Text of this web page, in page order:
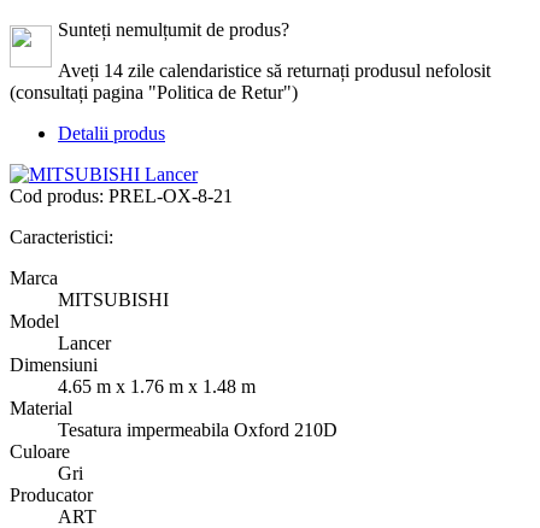
Sunteți nemulțumit de produs?
Aveți 14 zile calendaristice să returnați produsul nefolosit
(consultați pagina "Politica de Retur")
Detalii produs
Cod produs: PREL-OX-8-21
Caracteristici:
Marca
MITSUBISHI
Model
Lancer
Dimensiuni
4.65 m x 1.76 m x 1.48 m
Material
Tesatura impermeabila Oxford 210D
Culoare
Gri
Producator
ART